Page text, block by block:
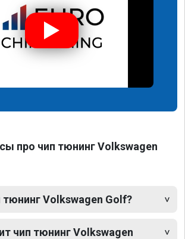
про чип тюнинг Volkswagen
тюнинг Volkswagen Golf?
чип тюнинг Volkswagen